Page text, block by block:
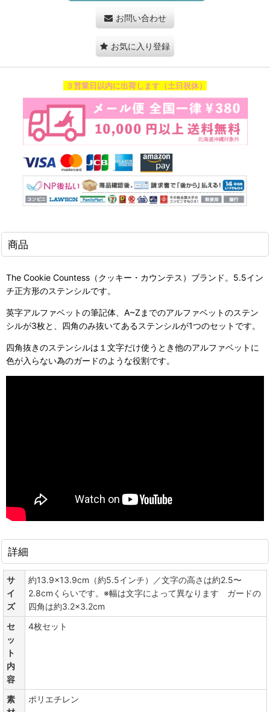
お問い合わせ
お気に入り登録
３営業日以内に出荷します（土日祝休）
商品
The Cookie Countess（クッキー・カウンテス）ブランド。5.5イン
チ正方形のステンシルです。
英字アルファベットの筆記体、A~Zまでのアルファベットのステン
シルが3枚と、四角のみ抜いてあるステンシルが1つのセットです。
四角抜きのステンシルは１文字だけ使うとき他のアルファベットに
色が入らない為のガードのような役割です。
詳細
サ
イ
ズ
約13.9×13.9cm（約5.5インチ）／文字の高さは約2.5〜
2.8cmくらいです。※幅は文字によって異なります ガードの
四角は約3.2×3.2cm
セ
ッ
ト
内
容
4枚セット
素
ポリエチレン